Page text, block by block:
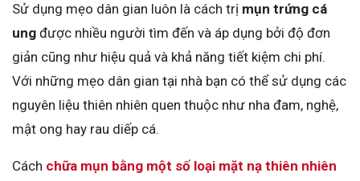
Sử dụng mẹo dân gian luôn là cách trị mụn trứng cá
ung được nhiều người tìm đến và áp dụng bởi độ đơn
giản cũng như hiệu quả và khả năng tiết kiệm chi phí.
Với những mẹo dân gian tại nhà bạn có thể sử dụng các
nguyên liệu thiên nhiên quen thuộc như nha đam, nghệ,
mật ong hay rau diếp cá.
Cách chữa mụn bằng một số loại mặt nạ thiên nhiên